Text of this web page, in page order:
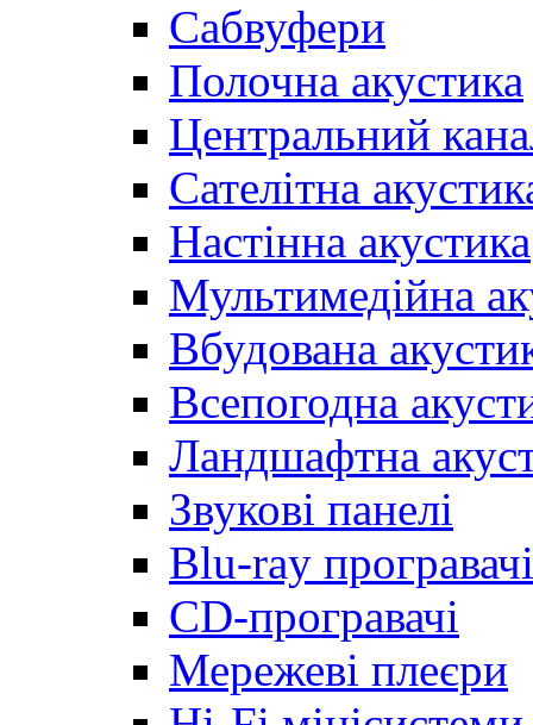
Сабвуфери
Полочна акустика
Центральний
Сателітна
Настінна акустика
Мультимедійна
Вбудована
Всепогодна
Ландшафтна
Звукові панелі
Blu-ray програвачі
CD-програвачі
Мережеві плеєри